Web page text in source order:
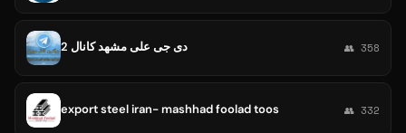
دی جی علی مشهد کانال 2 👥 358
export steel iran- mashhad foolad toos 👥 332